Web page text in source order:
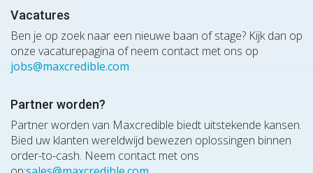
Vacatures
Ben je op zoek naar een nieuwe baan of stage? Kijk dan op
onze vacaturepagina of neem contact met ons op
jobs@maxcredible.com
Partner worden?
Partner worden van Maxcredible biedt uitstekende kansen.
Bied uw klanten wereldwijd bewezen oplossingen binnen
order-to-cash. Neem contact met ons